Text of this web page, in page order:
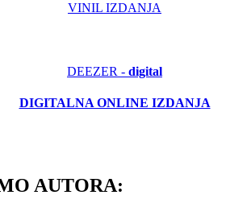
VINIL IZDANJA
DEEZER - digital
DIGITALNA ONLINE IZDANJA
AUTORA: